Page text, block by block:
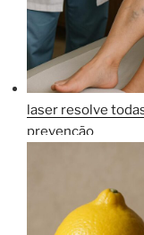
laser resolve
prevenção